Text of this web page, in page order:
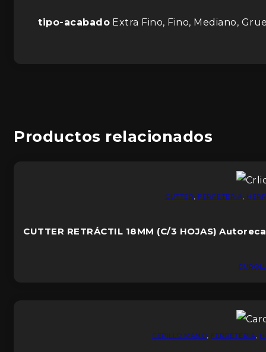
tipo-acabado Extra Fino, Fino, Mediano,
Productos relacionados
CUTTER, FERRETERIA,
CUTTER RETRÁCTIL 18MM (C/3 HOJAS)
CEPILLO MANO, FERRETERIA,